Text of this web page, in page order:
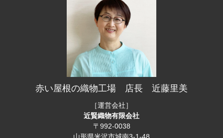
赤い屋根の織物工場 店長 近藤里美
［運営会社］
近賢織物有限会社
〒992-0038
山形県米沢市城南3-1-48